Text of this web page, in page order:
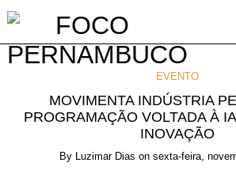
EVENTO
MOVIMENTA INDÚSTRIA
PROGRAMAÇÃO VOLTADA À
INOVAÇÃO
By Luzimar Dias on sexta-feira,